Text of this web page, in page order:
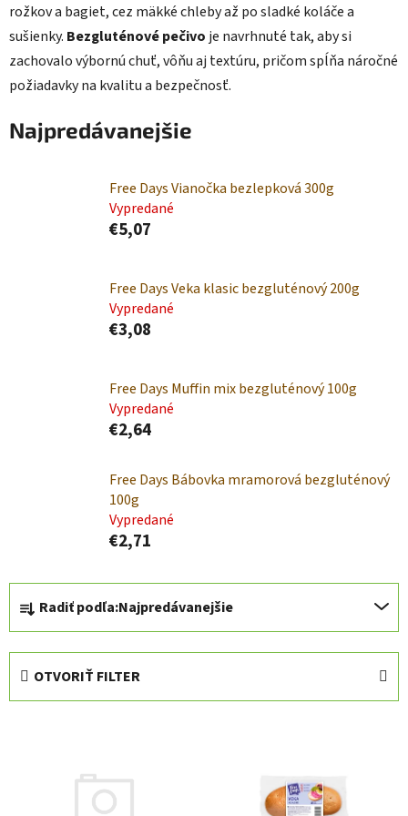
rožkov a bagiet, cez mäkké chleby až po sladké koláče a
sušienky. Bezgluténové pečivo je navrhnuté tak, aby si
zachovalo výbornú chuť, vôňu aj textúru, pričom spĺňa náročné
požiadavky na kvalitu a bezpečnosť.
Najpredávanejšie
Free Days Vianočka bezlepková 300g
Vypredané
€5,07
Free Days Veka klasic bezgluténový 200g
Vypredané
€3,08
Free Days Muffin mix bezgluténový 100g
Vypredané
€2,64
Free Days Bábovka mramorová bezgluténový
100g
Vypredané
€2,71
R
a
d
Radiť podľa:Najpredávanejšie
OTVORIŤ FILTER